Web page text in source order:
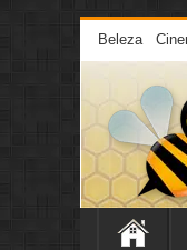
Beleza